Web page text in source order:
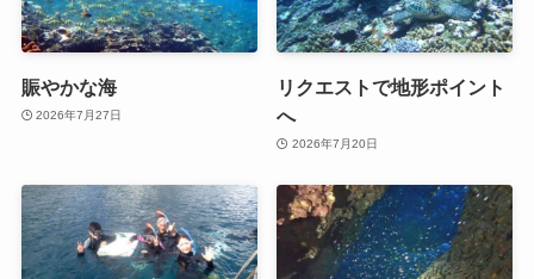
賑やかな海
2026年7月27日
リクエストで地形ポイント
へ
2026年7月20日